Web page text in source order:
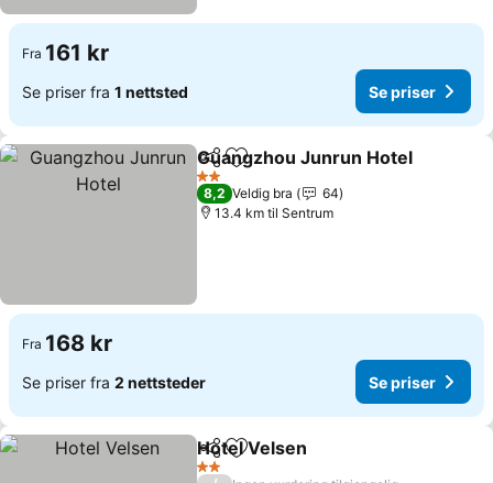
Fra 161 kr
Se priser fra 1 nettsted Se priser
Del Legg til i favoritter
Guangzhou Junrun Hotel
2 Stjerner
8,2 Veldig bra
64
13.4 km til Sentrum
Fra 168 kr
Se priser fra 2 nettsteder Se priser
Del Legg til i favoritter
Hotel Velsen
2 Stjerner